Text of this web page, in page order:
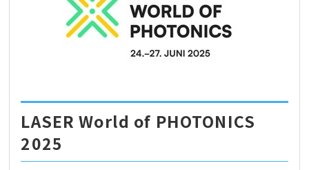
LASER World of PHOTONICS
2025